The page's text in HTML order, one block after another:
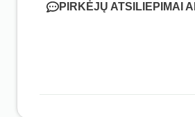
PIRKĖJŲ ATSILIEPIMAI